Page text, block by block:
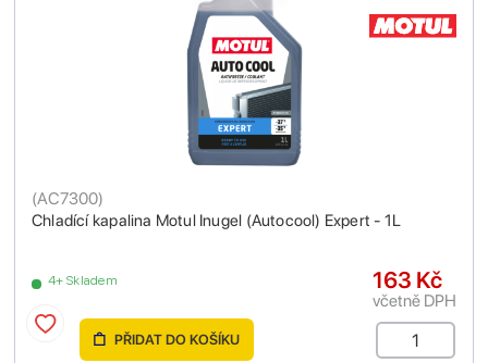
Chladící kapalina Motul Inugel (Autocool) Expert - 1L
(AC7300)
4+ Skladem 163 Kč
včetně DPH
PŘIDAT DO KOŠÍKU